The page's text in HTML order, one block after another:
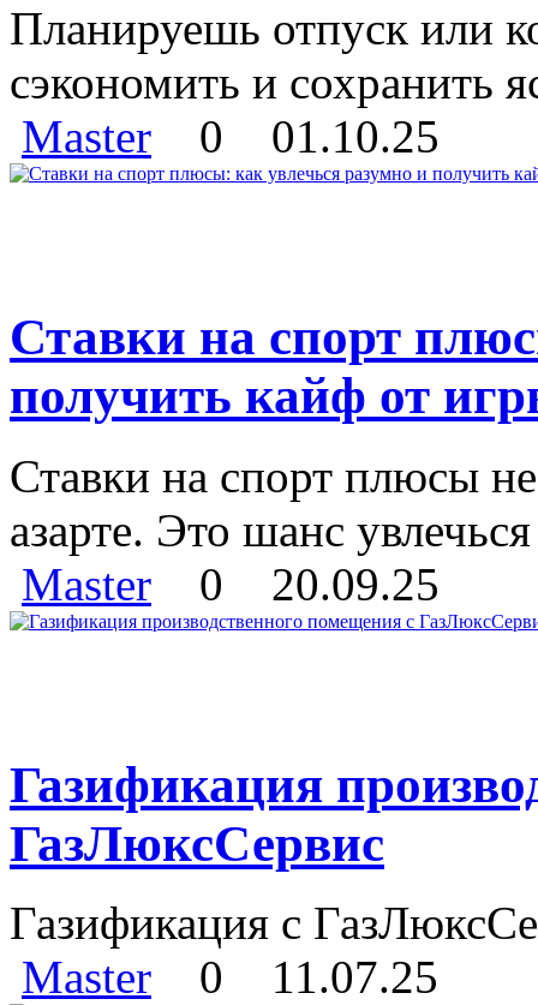
Планируешь отпуск или
сэкономить и сохранить
Master
0 01.10.25
Ставки на спорт
получить кайф от
Ставки на спорт плюсы
азарте. Это шанс
Master
0 20.09.25
Газификация
ГазЛюксСервис
Газификация с
Master
0 11.07.25